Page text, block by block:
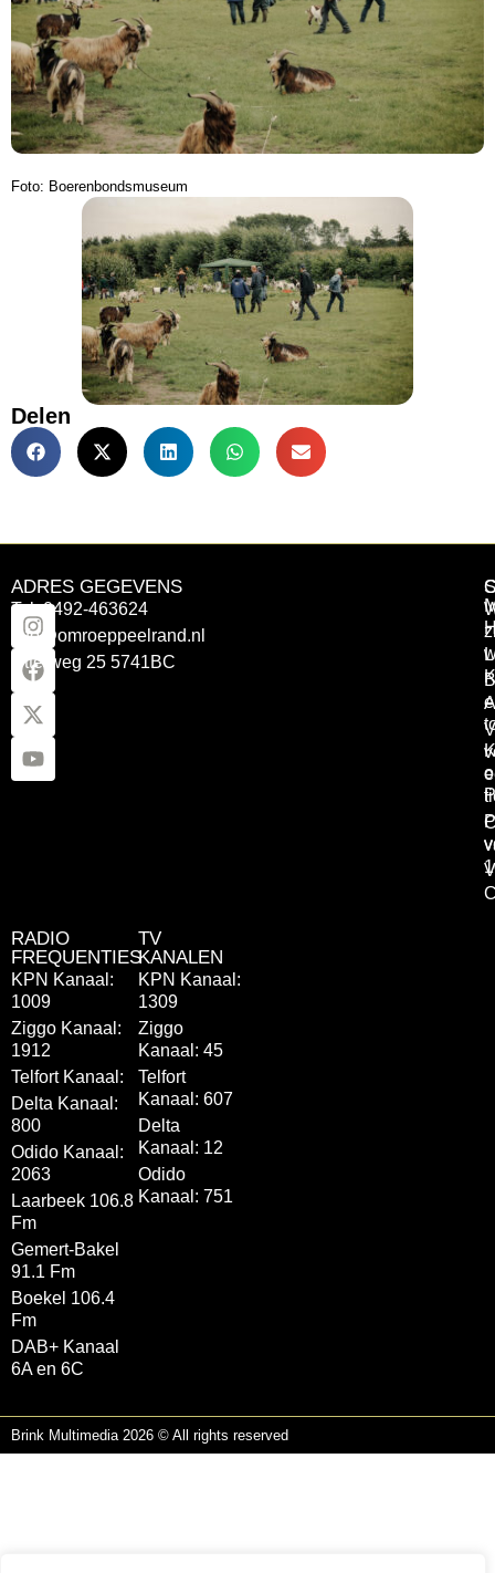
Foto: Boerenbondsmuseum
Delen
ADRES GEGEVENS
Tel: 0492-463624
info@omroeppeelrand.nl
Otterweg 25 5741BC
RADIO
FREQUENTIES
KPN Kanaal:
1009
Ziggo Kanaal:
1912
Telfort Kanaal:
Delta Kanaal:
800
Odido Kanaal:
2063
Laarbeek 106.8
Fm
Gemert-Bakel
91.1 Fm
Boekel 106.4
Fm
DAB+ Kanaal
6A en 6C
TV
KANALEN
KPN Kanaal:
1309
Ziggo
Kanaal: 45
Telfort
Kanaal: 607
Delta
Kanaal: 12
Odido
Kanaal: 751
Brink Multimedia 2026 © All rights reserved